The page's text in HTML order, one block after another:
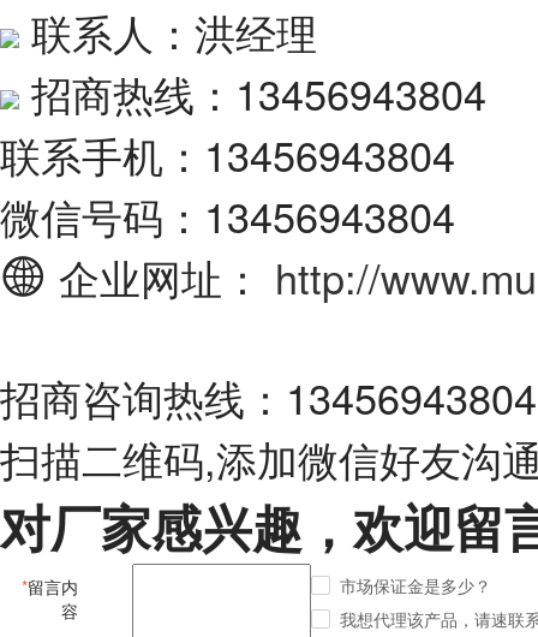
联系人：洪经理
招商热线：13456943804
联系手机：13456943804
微信号码：13456943804
企业网址： http://
招商咨询热线：13456943804
扫描二维码,添加微信好友沟
对厂家感兴趣，欢迎留
*留言内
容
市场保证金是多少？
我想代理该产品，请速联